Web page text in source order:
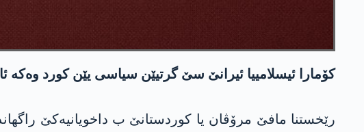
كۆمارا ئیسلامییا ئیرانێ سێ گرتیێن سیاسی یێن كورد وه‌كه‌
رێخستنا مافێ مرۆڤان یا کوردستانێ ب داخویانیەکێ